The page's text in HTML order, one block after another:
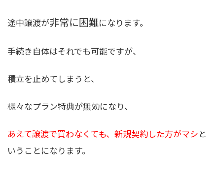
途中譲渡が非常に困難になります。
手続き自体はそれでも可能ですが、
積立を止めてしまうと、
様々なプラン特典が無効になり、
あえて譲渡で買わなくても、新規契約した方がマシと
いうことになります。